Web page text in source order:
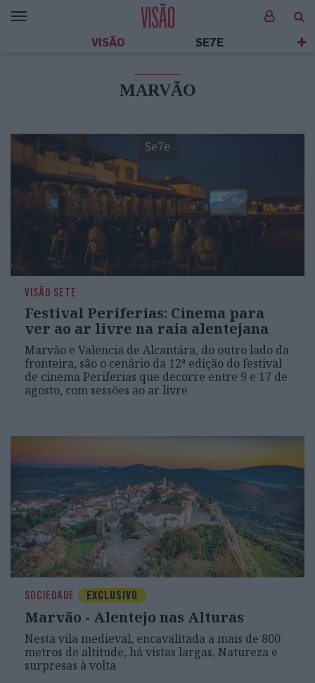
VISÃO SE7E
MARVÃO
Se7e
VISÃO SETE
Festival Periferias: Cinema para
ver ao ar livre na raia alentejana
Marvão e Valencia de Alcantára, do outro lado da
fronteira, são o cenário da 12ª edição do festival
de cinema Periferias que decorre entre 9 e 17 de
agosto, com sessões ao ar livre
SOCIEDADE EXCLUSIVO
Marvão - Alentejo nas Alturas
Nesta vila medieval, encavalitada a mais de 800
metros de altitude, há vistas largas, Natureza e
surpresas à volta